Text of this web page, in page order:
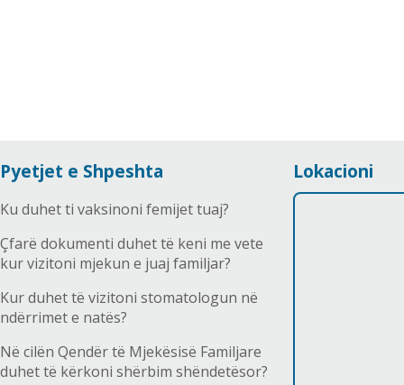
Pyetjet e Shpeshta
Ku duhet ti vaksinoni femijet tuaj?
Çfarë dokumenti duhet të keni me vete
kur vizitoni mjekun e juaj familjar?
Kur duhet të vizitoni stomatologun në
ndërrimet e natës?
Në cilën Qendër të Mjekësisë Familjare
duhet të kërkoni shërbim shëndetësor?
Lokacioni